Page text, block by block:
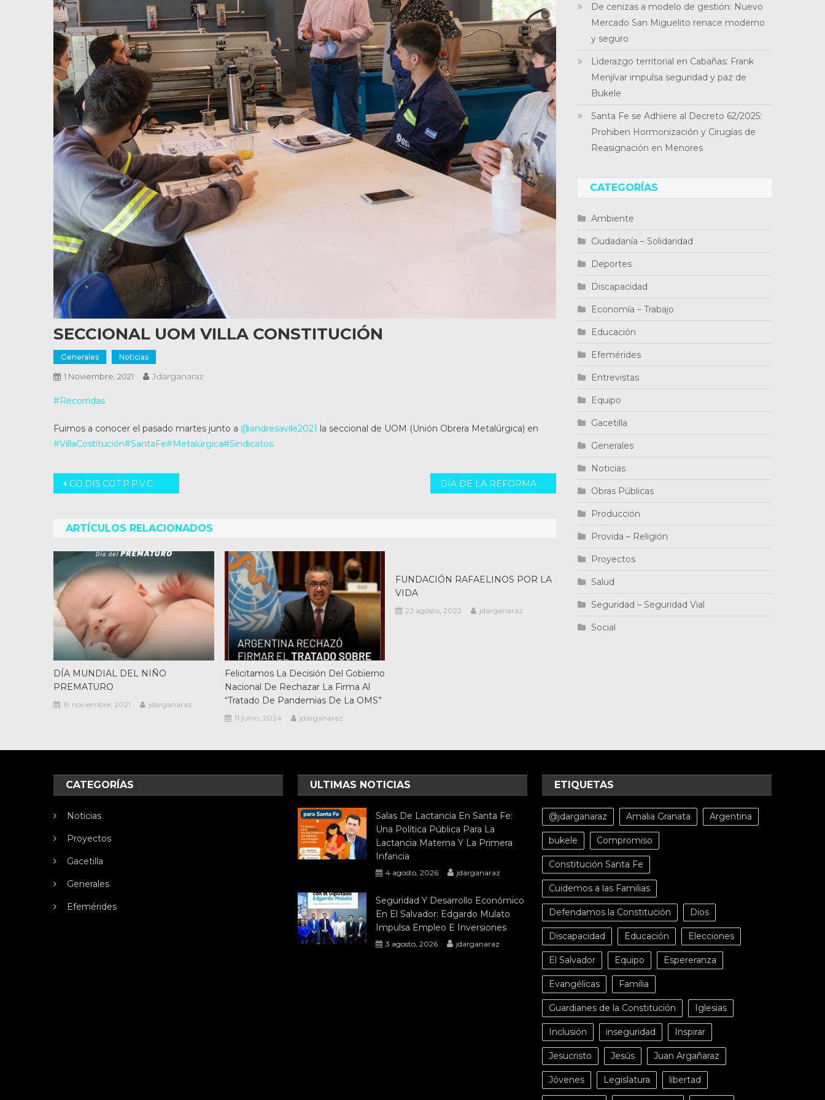
SECCIONAL UOM VILLA CONSTITUCIÓN
Generales Noticias
1 Noviembre, 2021 Jdarganaraz
#Recorridas
Fuimos a conocer el pasado martes junto a @andresavile2021 la seccional de UOM (Unión Obrera Metalúrgica) en
#VillaCostitución#SantaFe#Metalúrgica#Sindicatos
Navegación
entradas
CO.DIS.COT.P.P.V.C. DÍA DE LA REFORMA PROTESTANTE
ARTÍCULOS RELACIONADOS
DÍA MUNDIAL DEL NIÑO
PREMATURO
19 noviembre, 2021 jdarganaraz
Felicitamos La Decisión Del Gobierno
Nacional De Rechazar La Firma Al
“Tratado De Pandemias De La OMS”
11 junio, 2024 jdarganaraz
FUNDACIÓN RAFAELINOS POR LA
VIDA
22 agosto, 2022 jdarganaraz
De cenizas a modelo de gestión: Nuevo
Mercado San Miguelito renace moderno
y seguro
Liderazgo territorial en Cabañas: Frank
Menjívar impulsa seguridad y paz de
Bukele
Santa Fe se Adhiere al Decreto 62/2025:
Prohiben Hormonización y Cirugías de
Reasignación en Menores
CATEGORÍAS
Ambiente
Ciudadanía – Solidaridad
Deportes
Discapacidad
Economía – Trabajo
Educación
Efemérides
Entrevistas
Equipo
Gacetilla
Generales
Noticias
Obras Públicas
Producción
Provida – Religión
Proyectos
Salud
Seguridad – Seguridad Vial
Social
CATEGORÍAS
Noticias
Proyectos
Gacetilla
Generales
Efemérides
ULTIMAS NOTICIAS
Salas De Lactancia En Santa Fe:
Una Política Pública Para La
Lactancia Materna Y La Primera
Infancia
4 agosto, 2026 jdarganaraz
Seguridad Y Desarrollo Económico
En El Salvador: Edgardo Mulato
Impulsa Empleo E Inversiones
3 agosto, 2026 jdarganaraz
ETIQUETAS
@jdarganaraz Amalia Granata Argentina
bukele Compromiso
Constitución Santa Fe
Cuidemos a las Familias
Defendamos la Constitución Dios
Discapacidad Educación Elecciones
El Salvador Equipo Espereranza
Evangélicas Familia
Guardianes de la Constitución Iglesias
Inclusión inseguridad Inspirar
Jesucristo Jesús Juan Argañaraz
Jóvenes Legislatura libertad